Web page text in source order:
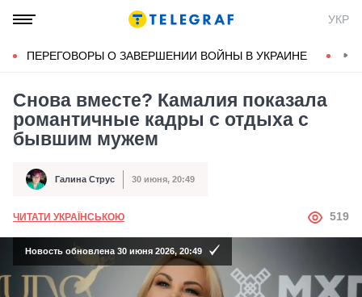
УКР
ПЕРЕГОВОРЫ О ЗАВЕРШЕНИИ ВОЙНЫ В УКРАИНЕ
Снова вместе? Камалия показала
романтичные кадры с отдыха с
бывшим мужем
Автор Галина Струс
Дата публикации 30 июня, 20:49
ЧИТАТИ УКРАЇНСЬКОЮ АВТОР
519
Новость обновлена 30 июня 2026, 20:49